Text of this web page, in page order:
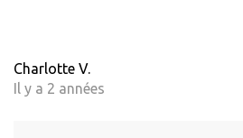
Charlotte V.
Il y a 2 années